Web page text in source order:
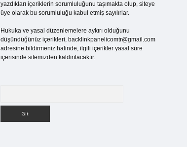
yazdıkları içeriklerin sorumluluğunu taşımakta olup, siteye
üye olarak bu sorumluluğu kabul etmiş sayılırlar.
Hukuka ve yasal düzenlemelere aykırı olduğunu
düşündüğünüz içerikleri, backlinkpanelicomtr@gmail.com
adresine bildirmeniz halinde, ilgili içerikler yasal süre
içerisinde sitemizden kaldırılacaktır.